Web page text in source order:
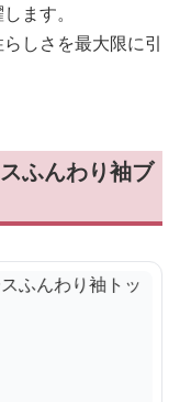
ます。
しさを最大限に引
ふんわり袖ブ